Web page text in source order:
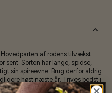
af rodens tilvækst
sent. Sorten har lange, spidse,
sin spireevne. Brug derfor aldrig
høst næste år. Trives bedst i
nøjsom. Vandes ved tørke.